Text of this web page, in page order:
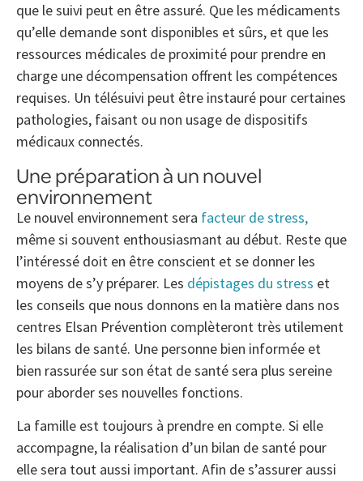
que le suivi peut en être assuré. Que les médicaments
qu’elle demande sont disponibles et sûrs, et que les
ressources médicales de proximité pour prendre en
charge une décompensation offrent les compétences
requises. Un télésuivi peut être instauré pour certaines
pathologies, faisant ou non usage de dispositifs
médicaux connectés.
Une préparation à un nouvel
environnement
Le nouvel environnement sera facteur de stress,
même si souvent enthousiasmant au début. Reste que
l’intéressé doit en être conscient et se donner les
moyens de s’y préparer. Les dépistages du stress et
les conseils que nous donnons en la matière dans nos
centres Elsan Prévention complèteront très utilement
les bilans de santé. Une personne bien informée et
bien rassurée sur son état de santé sera plus sereine
pour aborder ses nouvelles fonctions.
La famille est toujours à prendre en compte. Si elle
accompagne, la réalisation d’un bilan de santé pour
elle sera tout aussi important. Afin de s’assurer aussi